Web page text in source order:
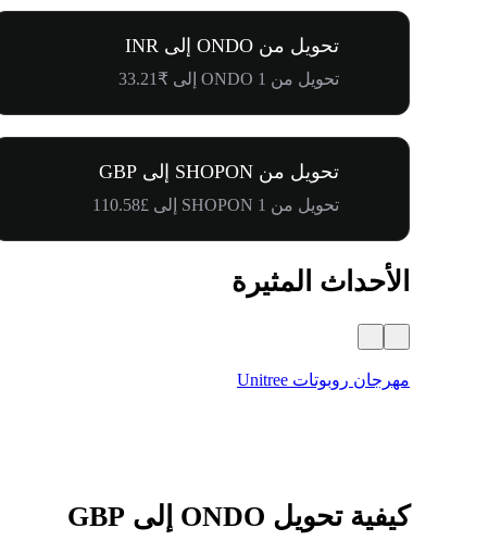
تحويل من ONDO إلى INR
تحويل من 1 ONDO إلى ₹33.21
تحويل من SHOPON إلى GBP
تحويل من 1 SHOPON إلى £110.58
الأحداث المثيرة
مهرجان روبوتات Unitree
كيفية تحويل ONDO إلى GBP